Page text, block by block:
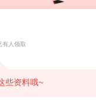
有人领取
些资料哦~